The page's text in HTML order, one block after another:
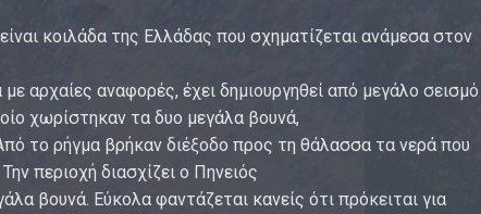
κοιλάδα της Ελλάδας που σχηματίζεται ανάμεσα στον
αρχαίες αναφορές, έχει δημιουργηθεί από μεγάλο σεισμό
χωρίστηκαν τα δυο μεγάλα βουνά,
το ρήγμα βρήκαν διέξοδο προς τη θάλασσα τα νερά που
περιοχή διασχίζει ο Πηνειός
βουνά. Εύκολα φαντάζεται κανείς ότι πρόκειται για